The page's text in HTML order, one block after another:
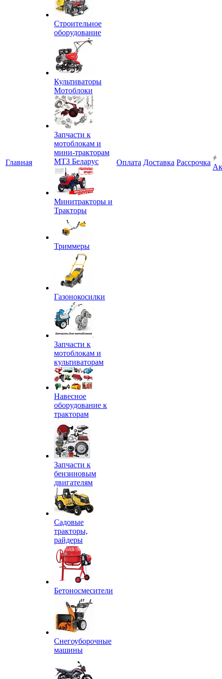
Главная
Строительное
оборудование
Культиваторы
Мотоблоки
Запчасти к
мотоблокам и
мини-тракторам
МТЗ Беларус
Минитракторы и
Тракторы
Триммеры
Газонокосилки
Запчасти к
мотоблокам и
культиваторам
Навесное
оборудование к
тракторам
Запчасти к
бензиновым
двигателям
Садовые
тракторы,
райдеры
Бетоносмесители
Снегоуборочные
машины
Оплата Доставка Рассрочка